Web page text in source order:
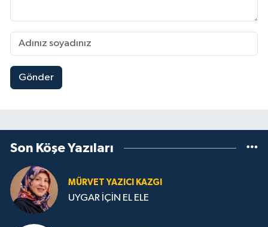
Gönder
Son Köşe Yazıları
MÜRVET YAZICI KAZGI
UYGAR İÇİN EL ELE